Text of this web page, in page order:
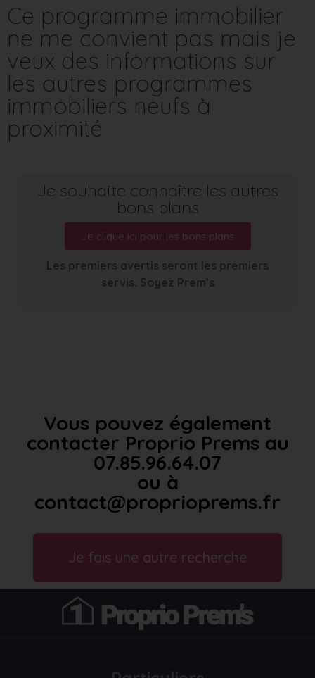
Ce programme immobilier
ne me convient pas mais je
veux des informations sur
les autres programmes
immobiliers neufs à
proximité
Je souhaite connaître les autres
bons plans
Je clique ici pour les bons plans
Les premiers avertis seront les premiers
servis. Soyez Prem’s
Vous pouvez également
contacter Proprio Prems au
07.85.96.64.07
ou à
contact@proprioprems.fr
Je fais une autre recherche